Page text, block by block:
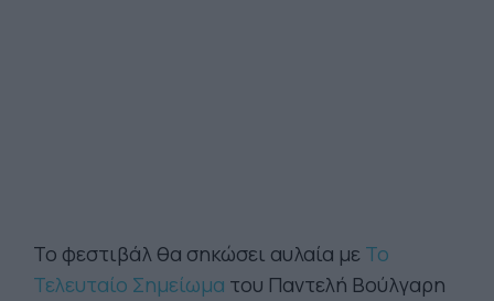
Το φεστιβάλ θα σηκώσει αυλαία με Το
Τελευταίο Σημείωμα του Παντελή Βούλγαρη